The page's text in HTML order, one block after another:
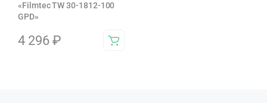
«Filmtec TW 30-1812-100
GPD»
4 296 ₽